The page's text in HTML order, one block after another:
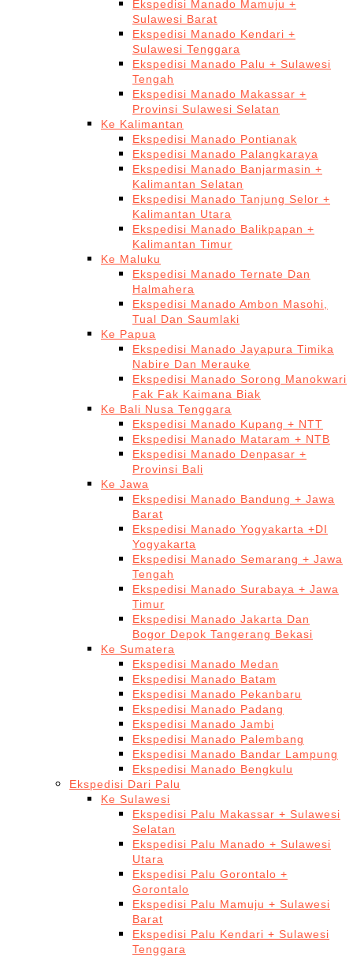
Ekspedisi Manado Mamuju +
Sulawesi Barat
Ekspedisi Manado Kendari +
Sulawesi Tenggara
Ekspedisi Manado Palu + Sulawesi
Tengah
Ekspedisi Manado Makassar +
Provinsi Sulawesi Selatan
Ke Kalimantan
Ekspedisi Manado Pontianak
Ekspedisi Manado Palangkaraya
Ekspedisi Manado Banjarmasin +
Kalimantan Selatan
Ekspedisi Manado Tanjung Selor +
Kalimantan Utara
Ekspedisi Manado Balikpapan +
Kalimantan Timur
Ke Maluku
Ekspedisi Manado Ternate Dan
Halmahera
Ekspedisi Manado Ambon Masohi,
Tual Dan Saumlaki
Ke Papua
Ekspedisi Manado Jayapura Timika
Nabire Dan Merauke
Ekspedisi Manado Sorong Manokwari
Fak Fak Kaimana Biak
Ke Bali Nusa Tenggara
Ekspedisi Manado Kupang + NTT
Ekspedisi Manado Mataram + NTB
Ekspedisi Manado Denpasar +
Provinsi Bali
Ke Jawa
Ekspedisi Manado Bandung + Jawa
Barat
Ekspedisi Manado Yogyakarta +DI
Yogyakarta
Ekspedisi Manado Semarang + Jawa
Tengah
Ekspedisi Manado Surabaya + Jawa
Timur
Ekspedisi Manado Jakarta Dan
Bogor Depok Tangerang Bekasi
Ke Sumatera
Ekspedisi Manado Medan
Ekspedisi Manado Batam
Ekspedisi Manado Pekanbaru
Ekspedisi Manado Padang
Ekspedisi Manado Jambi
Ekspedisi Manado Palembang
Ekspedisi Manado Bandar Lampung
Ekspedisi Manado Bengkulu
Ekspedisi Dari Palu
Ke Sulawesi
Ekspedisi Palu Makassar + Sulawesi
Selatan
Ekspedisi Palu Manado + Sulawesi
Utara
Ekspedisi Palu Gorontalo +
Gorontalo
Ekspedisi Palu Mamuju + Sulawesi
Barat
Ekspedisi Palu Kendari + Sulawesi
Tenggara